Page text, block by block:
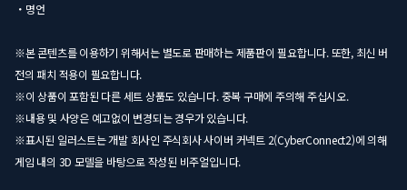
・명언
※본 콘텐츠를 이용하기 위해서는 별도로 판매하는 제품판이 필요합니다. 또한, 최신 버
전의 패치 적용이 필요합니다.
※이 상품이 포함된 다른 세트 상품도 있습니다. 중복 구매에 주의해 주십시오.
※내용 및 사양은 예고없이 변경되는 경우가 있습니다.
※표시된 일러스트는 개발 회사인 주식회사 사이버 커넥트 2(CyberConnect2)에 의해
게임 내의 3D 모델을 바탕으로 작성된 비주얼입니다.